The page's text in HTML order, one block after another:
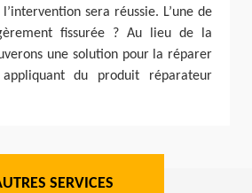
sera réussie. L’une de
fissurée ? Au lieu de la
une solution pour la réparer
du produit réparateur
SERVICES